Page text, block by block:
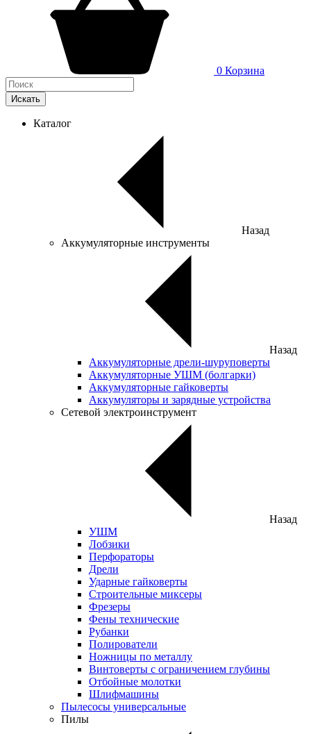
0 Корзина
Искать
Каталог
Назад
Аккумуляторные инструменты
Назад
Аккумуляторные дрели-шуруповерты
Аккумуляторные УШМ (болгарки)
Аккумуляторные гайковерты
Аккумуляторы и зарядные устройства
Сетевой электроинструмент
Назад
УШМ
Лобзики
Перфораторы
Дрели
Ударные гайковерты
Строительные миксеры
Фрезеры
Фены технические
Рубанки
Полирователи
Ножницы по металлу
Винтоверты с ограничением глубины
Отбойные молотки
Шлифмашины
Пылесосы универсальные
Пилы